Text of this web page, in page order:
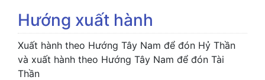
Hướng xuất hành
Xuất hành theo Hướng Tây Nam để đón Hỷ Thần
và xuất hành theo Hướng Tây Nam để đón Tài
Thần